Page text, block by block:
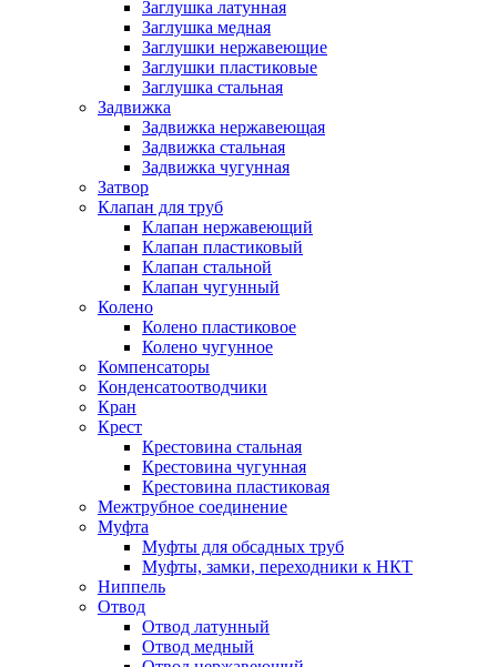
Заглушка латунная
Заглушка медная
Заглушки нержавеющие
Заглушки пластиковые
Заглушка стальная
Задвижка
Задвижка нержавеющая
Задвижка стальная
Задвижка чугунная
Затвор
Клапан для труб
Клапан нержавеющий
Клапан пластиковый
Клапан стальной
Клапан чугунный
Колено
Колено пластиковое
Колено чугунное
Компенсаторы
Конденсатоотводчики
Кран
Крест
Крестовина стальная
Крестовина чугунная
Крестовина пластиковая
Межтрубное соединение
Муфта
Муфты для обсадных труб
Муфты, замки, переходники к НКТ
Ниппель
Отвод
Отвод латунный
Отвод медный